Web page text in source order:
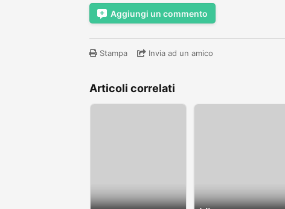
Aggiungi un commento
Stampa Invia ad un amico
Articoli correlati